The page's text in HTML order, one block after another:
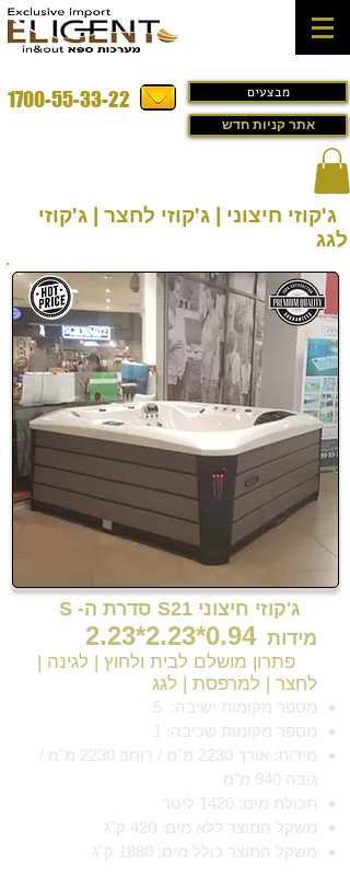
1700-55-33-22 מבצעים
אתר קניות חדש
ג'קוזי חיצוני | ג'קוזי לחצר | ג'קוזי
לגג
ג'קוזי חיצוני S21 סדרת ה- S
מידות0.94*2.23*2.23
פתרון מושלם לבית ולחוץ | לגינה |
לחצר | למרפסת | לגג
מספר מקומות ישיבה: 5
מספר מקומות שכיבה: 1
מידות: אורך 2230 מ"מ / רוחב 2230 מ"מ /
גובה 940 מ"מ
תכולת מים: 1420 ליטר
משקל המוצר ללא מים: 420 ק"ג
משקל המוצר כולל מים: 1880 ק"ג